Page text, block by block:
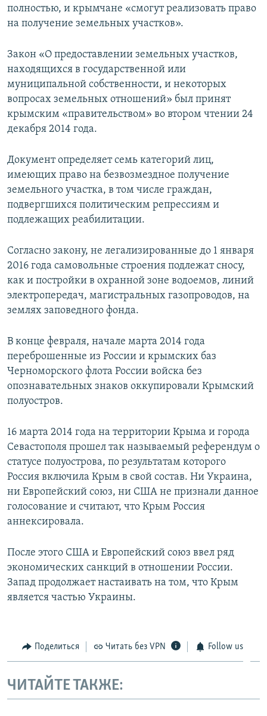
полностью, и крымчане «смогут реализовать право
на получение земельных участков».
Закон «О предоставлении земельных участков,
находящихся в государственной или
муниципальной собственности, и некоторых
вопросах земельных отношений» был принят
крымским «правительством» во втором чтении 24
декабря 2014 года.
Документ определяет семь категорий лиц,
имеющих право на безвозмездное получение
земельного участка, в том числе граждан,
подвергшихся политическим репрессиям и
подлежащих реабилитации.
Согласно закону, не легализированные до 1 января
2016 года самовольные строения подлежат сносу,
как и постройки в охранной зоне водоемов, линий
электропередач, магистральных газопроводов, на
землях заповедного фонда.
В конце февраля, начале марта 2014 года
переброшенные из России и крымских баз
Черноморского флота России войска без
опознавательных знаков оккупировали Крымский
полуостров.
16 марта 2014 года на территории Крыма и города
Севастополя прошел так называемый референдум о
статусе полуострова, по результатам которого
Россия включила Крым в свой состав. Ни Украина,
ни Европейский союз, ни США не признали данное
голосование и считают, что Крым Россия
аннексировала.
После этого США и Европейский союз ввел ряд
экономических санкций в отношении России.
Запад продолжает настаивать на том, что Крым
является частью Украины.
Поделиться Читать без VPN Follow us
ЧИТАЙТЕ ТАКЖЕ: